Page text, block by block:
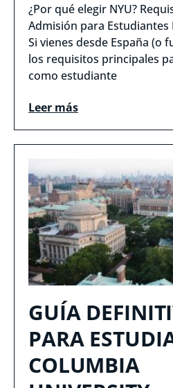
¿Por qué elegir NYU?
Admisión para
Si vienes desde España (o
los requisitos principales
como estudiante
Leer más
GUÍA
PARA
COLUMBIA